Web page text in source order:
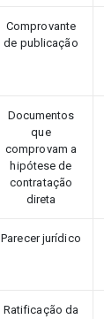
Comprovante
de publicação
Documentos
que
comprovam a
hipótese de
contratação
direta
Parecer jurídico
Ratificação da